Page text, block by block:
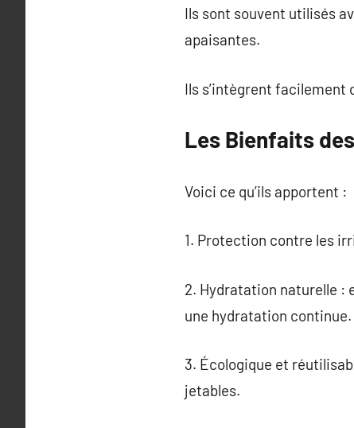
Ils sont souvent utilisés
apaisantes.
Ils s’intègrent facilement
Les Bienfaits
Voici ce qu’ils apportent :
1. Protection contre les
2. Hydratation naturelle :
une hydratation continue.
3. Écologique et
jetables.